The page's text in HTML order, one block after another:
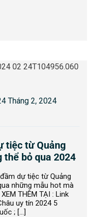
Tháng 2, 2024
tiệc từ Quảng
thể bỏ qua 2024
dự tiệc từ Quảng
những mẫu hot mà
THÊM TẠI : Link
uy tín 2024 5
; […]